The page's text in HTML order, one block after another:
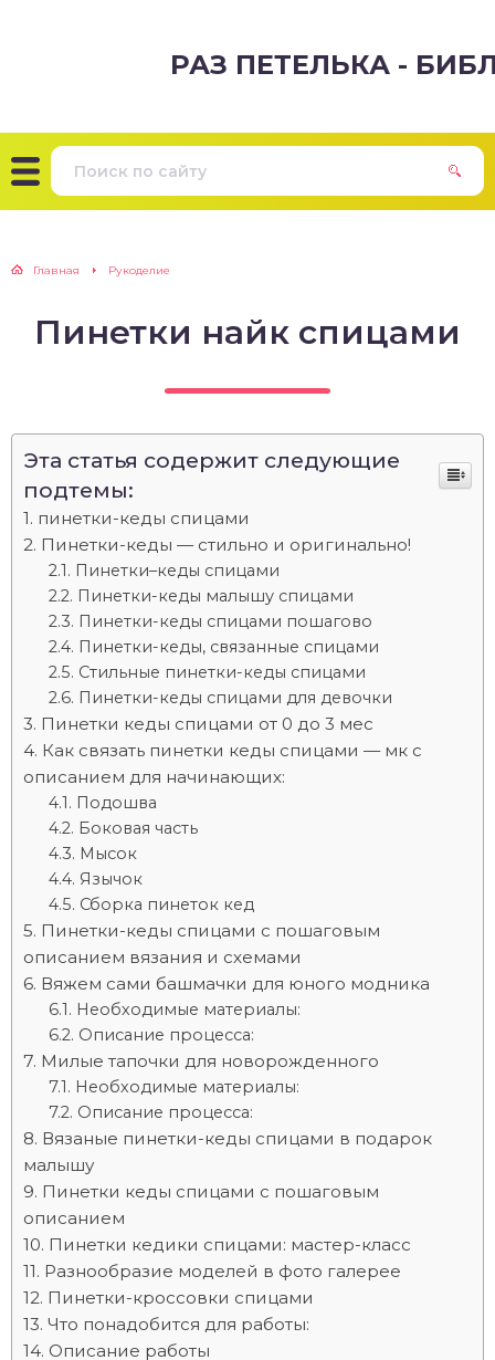
РАЗ ПЕТЕЛЬКА -
Главная Рукоделие
Пинетки найк спицами
Эта статья содержит следующие
подтемы:
пинетки-кеды спицами
Пинетки-кеды — стильно и оригинально!
Пинетки–кеды спицами
Пинетки-кеды малышу спицами
Пинетки-кеды спицами пошагово
Пинетки-кеды, связанные спицами
Стильные пинетки-кеды спицами
Пинетки-кеды спицами для девочки
Пинетки кеды спицами от 0 до 3 мес
Как связать пинетки кеды спицами — мк с
описанием для начинающих:
Подошва
Боковая часть
Мысок
Язычок
Сборка пинеток кед
Пинетки-кеды спицами с пошаговым
описанием вязания и схемами
Вяжем сами башмачки для юного модника
Необходимые материалы:
Описание процесса:
Милые тапочки для новорожденного
Необходимые материалы:
Описание процесса:
Вязаные пинетки-кеды спицами в подарок
малышу
Пинетки кеды спицами с пошаговым
описанием
Пинетки кедики спицами: мастер-класс
Разнообразие моделей в фото галерее
Пинетки-кроссовки спицами
Что понадобится для работы:
Описание работы